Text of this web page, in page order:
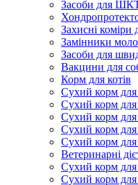
Засоби для
Захисні коміри
Замінники
Засоби для
Вакцини для
Корм для котів
Сухий корм для
Сухий корм
Сухий корм для
Сухий корм для
Сухий корм для
Ветеринарні
Сухий корм
Сухий корм для